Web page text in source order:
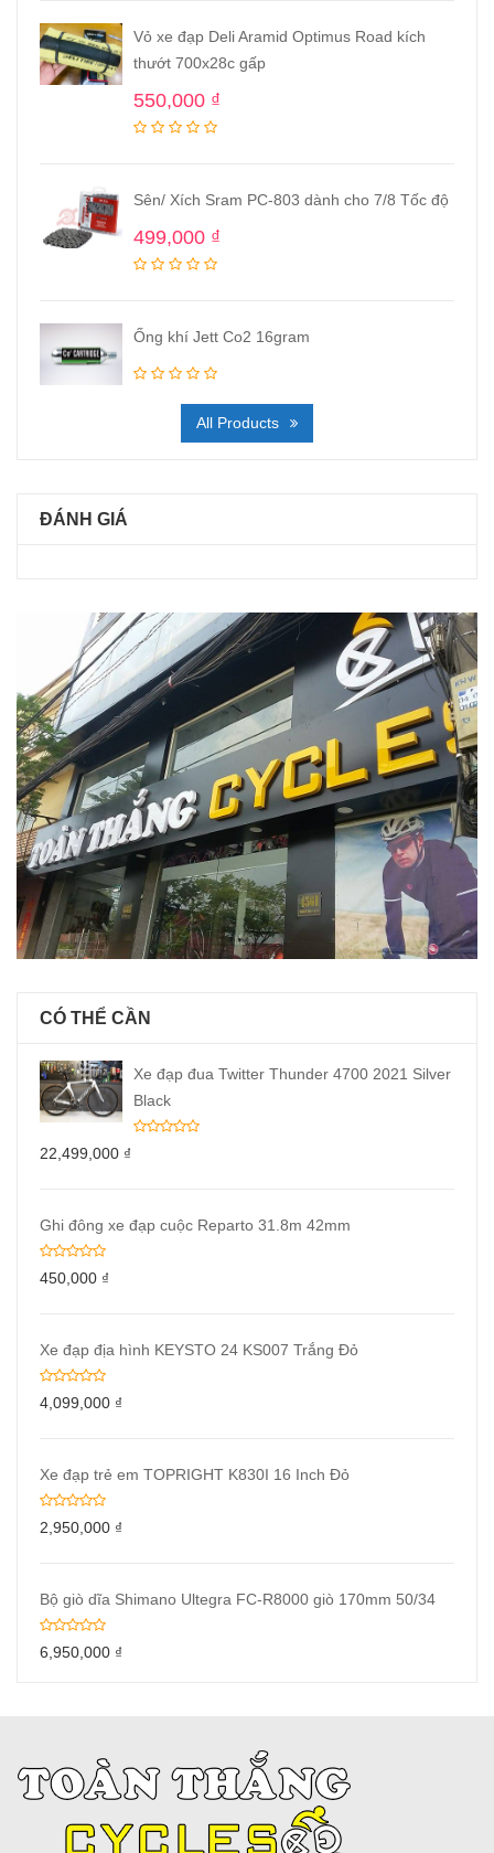
Vỏ xe đạp Deli Aramid Optimus Road kích
thướt 700x28c gấp
550,000 ₫
Sên/ Xích Sram PC-803 dành cho 7/8 Tốc độ
499,000 ₫
Ống khí Jett Co2 16gram
All Products
ĐÁNH GIÁ
CÓ THỂ CẦN
Xe đạp đua Twitter Thunder 4700 2021 Silver
Black
22,499,000 ₫
Ghi đông xe đạp cuộc Reparto 31.8m 42mm
450,000 ₫
Xe đạp địa hình KEYSTO 24 KS007 Trắng Đỏ
4,099,000 ₫
Xe đạp trẻ em TOPRIGHT K830I 16 Inch Đỏ
2,950,000 ₫
Bộ giò dĩa Shimano Ultegra FC-R8000 giò 170mm 50/34
6,950,000 ₫